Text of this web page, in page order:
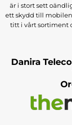
är i stort sett
ett skydd till
titt i vårt sortiment
Danira